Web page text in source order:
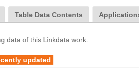
Table Data Contents
data of this Linkdata work.
updated